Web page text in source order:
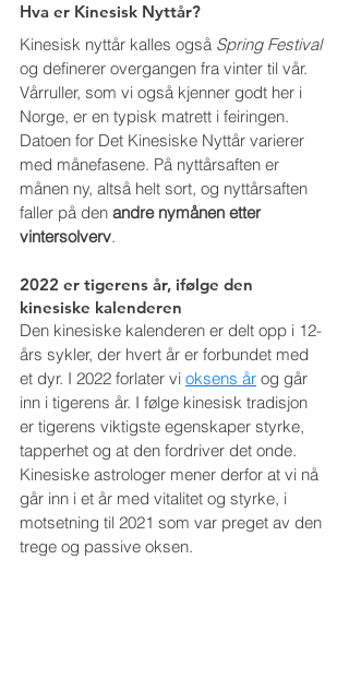
Hva er Kinesisk Nyttår?
Kinesisk nyttår kalles også Spring Festival
og definerer overgangen fra vinter til vår.
Vårruller, som vi også kjenner godt her i
Norge, er en typisk matrett i feiringen.
Datoen for Det Kinesiske Nyttår varierer
med månefasene. På nyttårsaften er
månen ny, altså helt sort, og nyttårsaften
faller på den andre nymånen etter
vintersolverv.
2022 er tigerens år, ifølge den
kinesiske kalenderen
Den kinesiske kalenderen er delt opp i 12-
års sykler, der hvert år er forbundet med
et dyr. I 2022 forlater vi oksens år og går
inn i tigerens år. I følge kinesisk tradisjon
er tigerens viktigste egenskaper styrke,
tapperhet og at den fordriver det onde.
Kinesiske astrologer mener derfor at vi nå
går inn i et år med vitalitet og styrke, i
motsetning til 2021 som var preget av den
trege og passive oksen.